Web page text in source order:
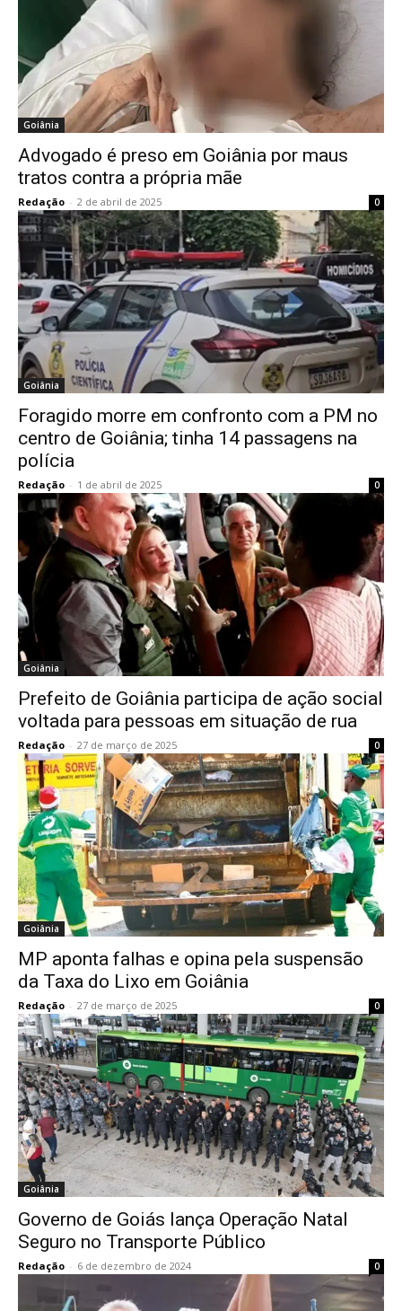
Goiânia
Advogado é preso em Goiânia por maus
tratos contra a própria mãe
Redação - 2 de abril de 2025 0
Goiânia
Foragido morre em confronto com a PM no
centro de Goiânia; tinha 14 passagens na
polícia
Redação - 1 de abril de 2025 0
Goiânia
Prefeito de Goiânia participa de ação social
voltada para pessoas em situação de rua
Redação - 27 de março de 2025 0
Goiânia
MP aponta falhas e opina pela suspensão
da Taxa do Lixo em Goiânia
Redação - 27 de março de 2025 0
Goiânia
Governo de Goiás lança Operação Natal
Seguro no Transporte Público
Redação - 6 de dezembro de 2024 0